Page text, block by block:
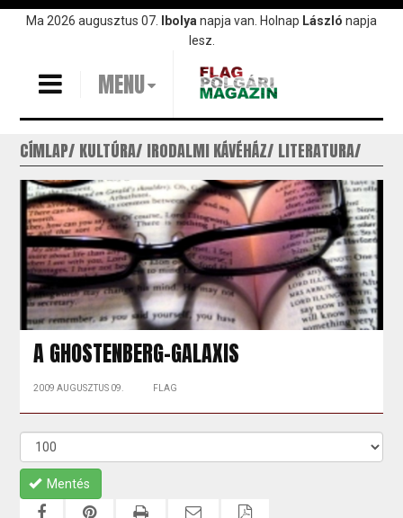
UgrásMa 2026 augusztus 07. Ibolya napja van. Holnap László napja
lesz.
MENU
CÍMLAP KULTÚRA IRODALMI KÁVÉHÁZ LITERATURA
A GHOSTENBERG-GALAXIS
2009 AUGUSZTUS 09. FLAG
Mentés